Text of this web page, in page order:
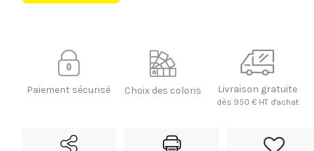
Paiement sécurisé Choix des coloris Livraison gratuite
dès 950 € HT d'achat